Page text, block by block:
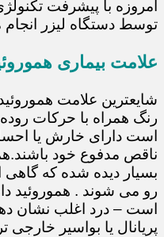
امروزه با پیشرفت
توسط دستگاه لیزر
علامت بیماری
شایعترین علامت
رنگ همراه با حرکات
است دارای خارش یا
ناقص مدفوع خود
بسیار دیده شده که گاهی
رو می شوند . هموروئید
است – درد اغلب نشان
پریانال یا بواسیر